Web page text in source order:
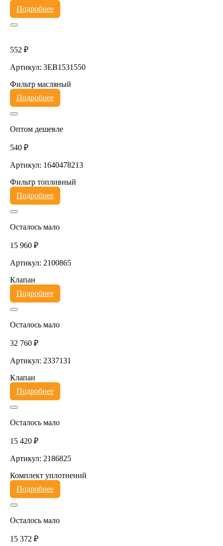
Подробнее
552 ₽
Артикул: 3EB1531550
Фильтр масляный
Подробнее
Оптом дешевле
540 ₽
Артикул: 1640478213
Фильтр топливный
Подробнее
Осталось мало
15 960 ₽
Артикул: 2100865
Клапан
Подробнее
Осталось мало
32 760 ₽
Артикул: 2337131
Клапан
Подробнее
Осталось мало
15 420 ₽
Артикул: 2186825
Комплект уплотнений
Подробнее
Осталось мало
15 372 ₽